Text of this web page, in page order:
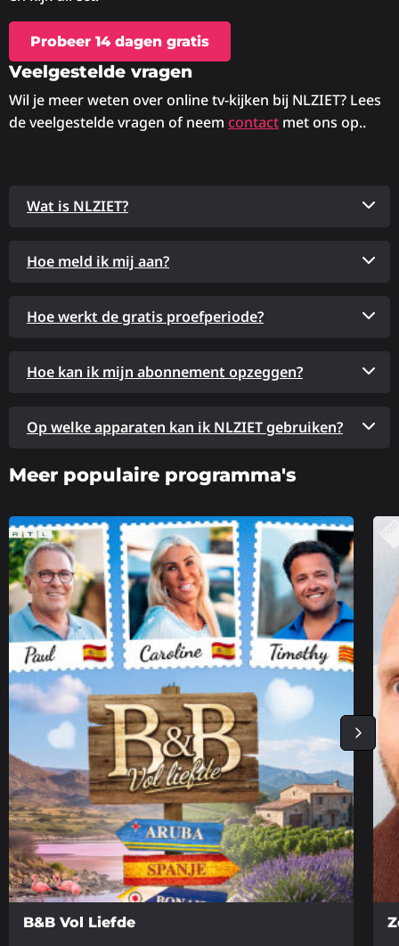
Probeer 14 dagen gratis
Veelgestelde vragen
Wil je meer weten over online tv-kijken bij NLZIET? Lees
de veelgestelde vragen of neem contact met ons op..
Wat is NLZIET?
Hoe meld ik mij aan?
Hoe werkt de gratis proefperiode?
Hoe kan ik mijn abonnement opzeggen?
Op welke apparaten kan ik NLZIET gebruiken?
Meer populaire programma's
B&B Vol Liefde